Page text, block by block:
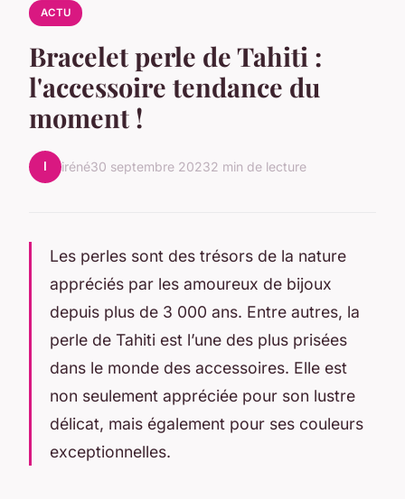
ACTU
Bracelet perle de Tahiti :
l'accessoire tendance du
moment !
I iréné30 septembre 20232 min de lecture
Les perles sont des trésors de la nature
appréciés par les amoureux de bijoux
depuis plus de 3 000 ans. Entre autres, la
perle de Tahiti est l’une des plus prisées
dans le monde des accessoires. Elle est
non seulement appréciée pour son lustre
délicat, mais également pour ses couleurs
exceptionnelles.